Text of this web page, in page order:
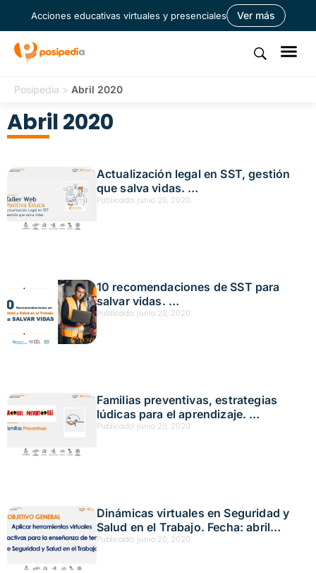
Acciones educativas virtuales y presenciales Ver más
Posipedia > Abril 2020
Abril 2020
Actualización legal en SST, gestión
que salva vidas.
Fecha: abril 28,2020
Publicado: junio 20, 2020
10 recomendaciones de SST para
salvar vidas.
Fecha: abril 28,2020
Publicado: junio 20, 2020
Familias preventivas, estrategias
lúdicas para el aprendizaje.
Fecha: abril 27,2020
Publicado: junio 20, 2020
Dinámicas virtuales en Seguridad y
Salud en el Trabajo. Fecha: abril
24,2020
Publicado: junio 20, 2020